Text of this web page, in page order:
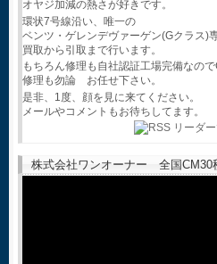
オヤジ加減の熱さが好きです。
環状7号線沿い、唯一の
ベンツ・ゲレンデヴァーゲン(Gクラス)
買取から引取まで行います。
もちろん修理も自社認証工場完備なの
修理も勿論 お任せ下さい。
是非、1度、顔を見に来てください。
メールやコメントもお待ちしてます。
株式会社ワンオーナー 全国